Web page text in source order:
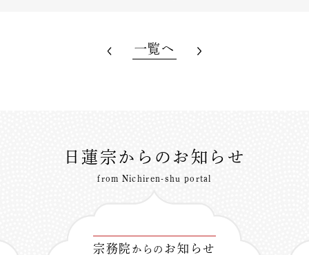
一覧へ
日蓮宗からのお知らせ
from Nichiren-shu portal
宗務院 からの お知らせ